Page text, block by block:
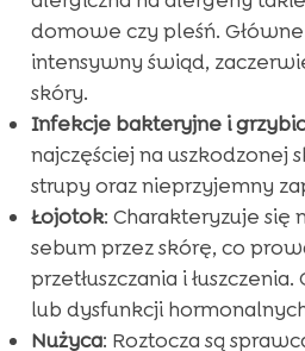
domowe czy pleśń.
intensywny świąd,
skóry.
Infekcje bakteryjne i
najczęściej na uszkodzonej
strupy oraz nieprzyjemny
Łojotok: Charakteryzuje się
sebum przez skórę, co
przetłuszczania i
lub dysfunkcji
Nużyca: Roztocza są